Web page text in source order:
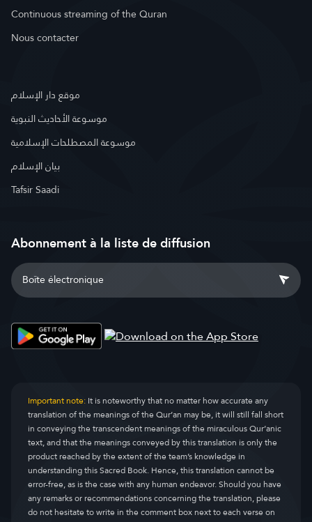
Continuous streaming of the Quran
Nous contacter
موقع دار الإسلام
موسوعة الأحاديث النبوية
موسوعة المصطلحات الإسلامية
بيان الإسلام
Tafsir Saadi
Abonnement à la liste de diffusion
Important note:It is noteworthy that no matter how accurate any
translation of the meanings of the Qur’an may be, it will still fall short
in conveying the transcendent meanings of the miraculous Qur’anic
text, and that the meanings conveyed by this translation is only the
product reached by the extent of the team’s knowledge in
understanding this Sacred Book. Hence, this translation cannot be
error-free, as is the case with any human endeavor. Should you have
any remarks or recommendations concerning the translation, please
do not hesitate to write in the comment box next to each verse on